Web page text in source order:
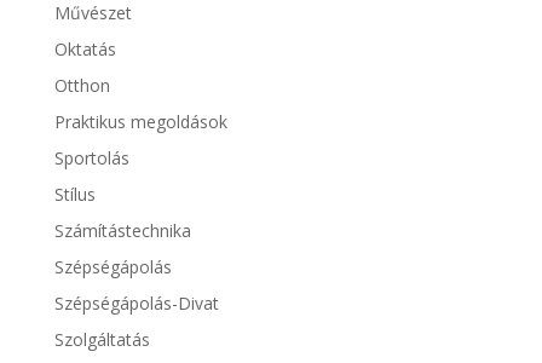
Művészet
Oktatás
Otthon
Praktikus megoldások
Sportolás
Stílus
Számítástechnika
Szépségápolás
Szépségápolás-Divat
Szolgáltatás